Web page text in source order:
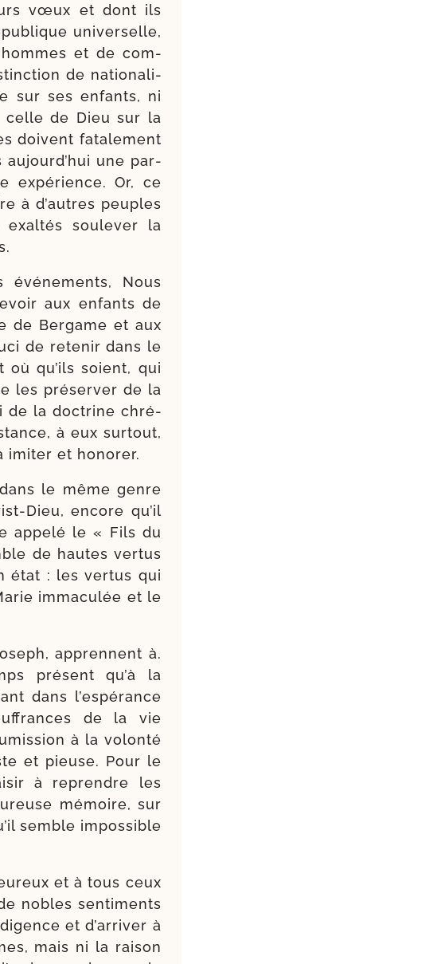
vœux et dont ils
uni­ver­selle,
hommes et de com­
de natio­na­li­
sur ses enfants, ni
de Dieu sur la
doivent fata­le­ment
une par­
expé­rience. Or, ce
à d’autres peuples
exal­tés sou­le­ver la
Nous
aux enfants de
de Bergame et aux
de rete­nir dans le
qu’ils soient, qui
les pré­ser­ver de la
de la doc­trine chré­
à eux sur­tout,
imi­ter et honorer.
le même genre
​Dieu, encore qu’il
appe­lé le « Fils du
de hautes ver­tus
état : les ver­tus qui
imma­cu­lée et le
apprennent à.
pré­sent qu’à la
dans l’es­pé­rance
de la vie
à la volon­té
et pieuse. Pour le
à reprendre les
mémoire, sur
semble impos­sible
et à tous ceux
nobles sen­ti­ments
et d’ar­ri­ver à
mais ni la rai­son